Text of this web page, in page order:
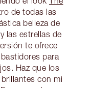
de todas las
belleza de
las estrellas de
te ofrece
para
Haz que los
con mi